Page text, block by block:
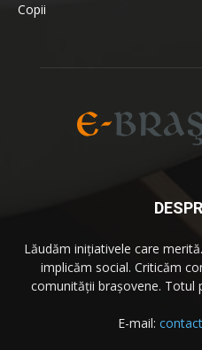
Copii
Lăudăm iniţiativele care
implicăm social. Criticăm
comunităţii brașovene. Totul
E-mail: